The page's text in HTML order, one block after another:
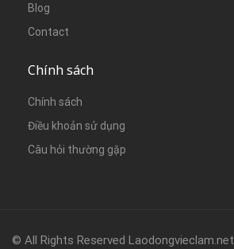
Blog
Contact
Chính sách
Chính sách
Điều khoản sử dụng
Câu hỏi thường gặp
© All Rights Reserved Laodongvieclam.net